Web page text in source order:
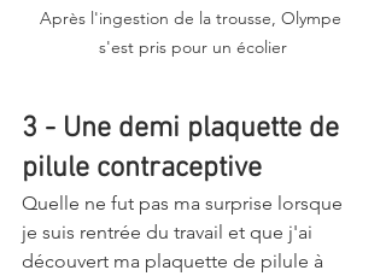
Après l'ingestion de la trousse, Olympe
s'est pris pour un écolier
3 - Une demi plaquette de
pilule contraceptive
Quelle ne fut pas ma surprise lorsque
je suis rentrée du travail et que j'ai
découvert ma plaquette de pilule à